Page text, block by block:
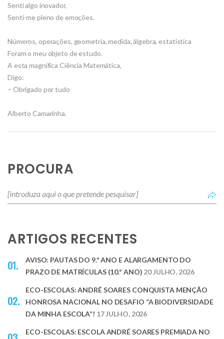
Senti algo inovador,
Senti-me pleno de emoções.
Números, operações, geometria, medida, álgebra, estatística
Foram o meu objeto de estudo.
A esta magnifica Ciência Matemática,
Digo:
– Obrigado por tudo
Alberto Camarinha.
PROCURA
ARTIGOS RECENTES
AVISO: PAUTAS DO 9.º ANO E ALARGAMENTO DO
PRAZO DE MATRÍCULAS (10.º ANO) 20 JULHO, 2026
ECO-ESCOLAS: ANDRÉ SOARES CONQUISTA MENÇÃO
HONROSA NACIONAL NO DESAFIO “A BIODIVERSIDADE
DA MINHA ESCOLA”! 17 JULHO, 2026
ECO-ESCOLAS: ESCOLA ANDRÉ SOARES PREMIADA NO